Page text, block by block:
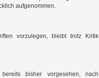
aufgenommen.
vorzulegen, bleibt trotz Kritik
bisher vorgesehen, nach